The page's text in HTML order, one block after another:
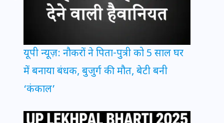
यूपी न्यूज़: नौकरों ने पिता-पुत्री को 5 साल घर
में बनाया बंधक, बुजुर्ग की मौत, बेटी बनी
‘कंकाल’